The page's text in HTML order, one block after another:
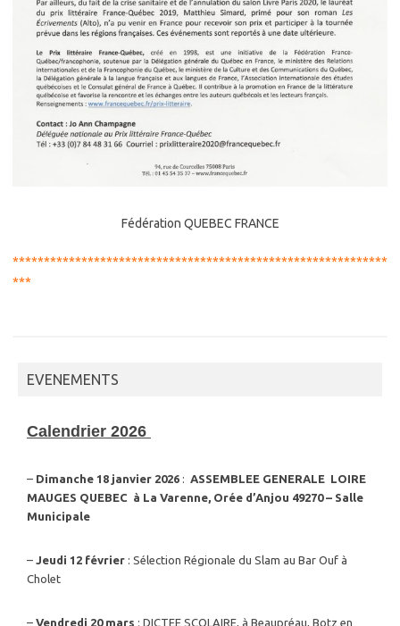
Fédération QUEBEC FRANCE
************************************************************
***
EVENEMENTS
Calendrier 2026
– Dimanche 18 janvier 2026 : ASSEMBLEE GENERALE LOIRE
MAUGES QUEBEC à La Varenne, Orée d’Anjou 49270 – Salle
Municipale
– Jeudi 12 février : Sélection Régionale du Slam au Bar Ouf à
Cholet
– Vendredi 20 mars : DICTEE SCOLAIRE, à Beaupréau, Botz en